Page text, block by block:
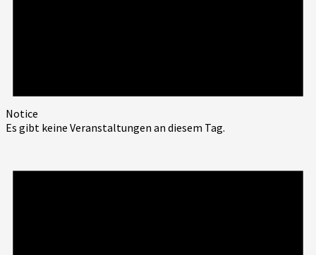
Notice
Es gibt keine Veranstaltungen an diesem Tag.